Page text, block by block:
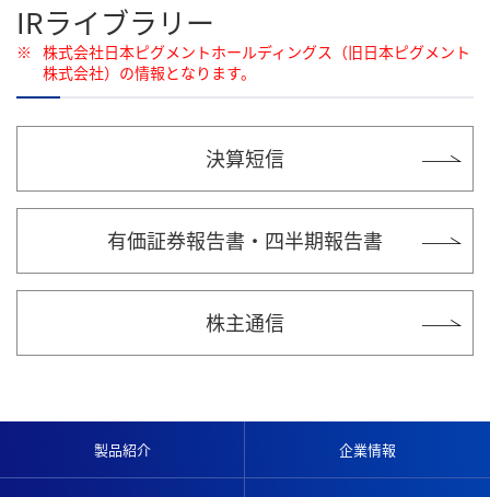
IRライブラリー
※ 株式会社日本ピグメントホールディングス（旧日本ピグメント
株式会社）の情報となります。
決算短信
有価証券報告書・四半期報告書
株主通信
製品紹介 企業情報